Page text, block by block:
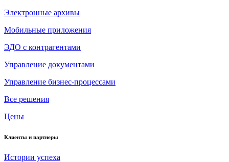
Электронные архивы
Мобильные приложения
ЭДО с контрагентами
Управление документами
Управление бизнес-процессами
Все решения
Цены
Клиенты и партнеры
Истории успеха